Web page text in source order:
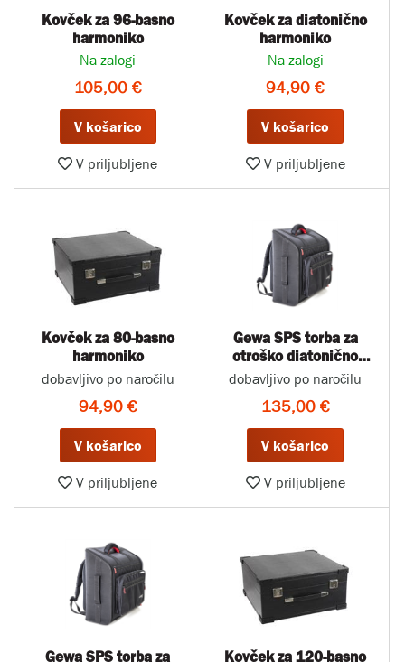
Kovček za 96-basno
harmoniko
Na zalogi
105,00 €
V košarico
V priljubljene
Kovček za diatonično
harmoniko
Na zalogi
94,90 €
V košarico
V priljubljene
Kovček za 80-basno
harmoniko
dobavljivo po naročilu
94,90 €
V košarico
V priljubljene
Gewa SPS torba za
otroško diatonično
harmoniko
dobavljivo po naročilu
135,00 €
V košarico
V priljubljene
Gewa SPS torba za Kovček za 120-basno